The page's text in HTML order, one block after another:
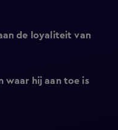
de loyaliteit van
waar hij aan toe is